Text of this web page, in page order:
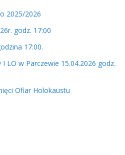
2025/2026
godz. 17:00
17:00.
LO w Parczewie 15.04.2026 godz.
Ofiar Holokaustu